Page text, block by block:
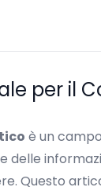
per il
è un
delle
Questo